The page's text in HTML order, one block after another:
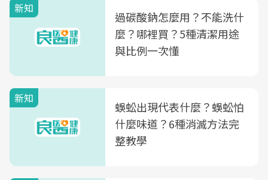
新知
過碳酸鈉怎麼用？不能洗什
麼？哪裡買？5種清潔用途
與比例一次懂
新知
蜈蚣出現代表什麼？蜈蚣怕
什麼味道？6種消滅方法完
整教學